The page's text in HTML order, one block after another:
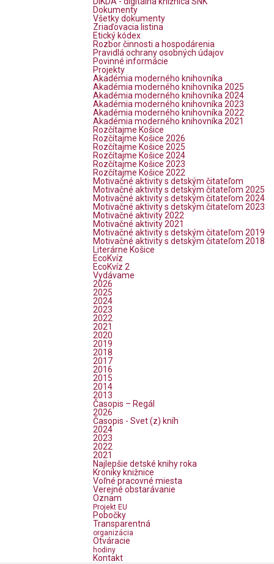
Dokumenty
Všetky dokumenty
Zriaďovacia listina
Etický kódex
Rozbor činnosti a hospodárenia
Pravidlá ochrany osobných údajov
Povinné informácie
Projekty
Akadémia moderného knihovníka
Akadémia moderného knihovníka 2025
Akadémia moderného knihovníka 2024
Akadémia moderného knihovníka 2023
Akadémia moderného knihovníka 2022
Akadémia moderného knihovníka 2021
Rozčítajme Košice
Rozčítajme Košice 2026
Rozčítajme Košice 2025
Rozčítajme Košice 2024
Rozčítajme Košice 2023
Rozčítajme Košice 2022
Motivačné aktivity s detským čitateľom
Motivačné aktivity s detským čitateľom 2025
Motivačné aktivity s detským čitateľom 2024
Motivačné aktivity s detským čitateľom 2023
Motivačné aktivity 2022
Motivačné aktivity 2021
Motivačné aktivity s detským čitateľom 2019
Motivačné aktivity s detským čitateľom 2018
Literárne Košice
EcoKvíz
EcoKvíz 2
Vydávame
2026
2025
2024
2023
2022
2021
2020
2019
2018
2017
2016
2015
2014
2013
Časopis – Regál
2026
Časopis - Svet (z) kníh
2024
2023
2022
2021
Najlepšie detské knihy roka
Kroniky knižnice
Voľné pracovné miesta
Verejné obstarávanie
Oznam
Projekt EU
Pobočky
Transparentná
organizácia
Otváracie
hodiny
Kontakt